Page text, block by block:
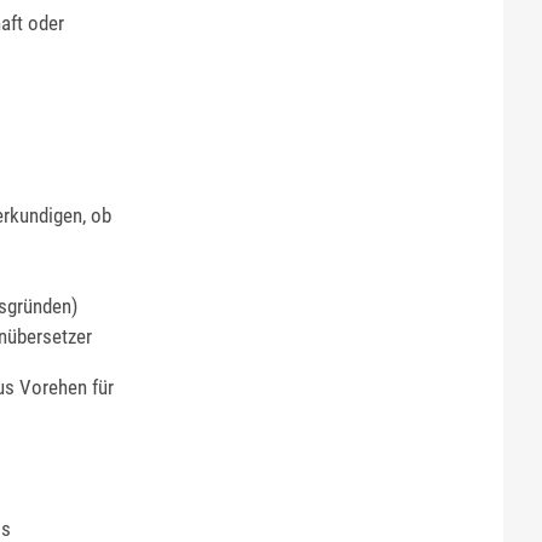
oder
ob
Vorehen für